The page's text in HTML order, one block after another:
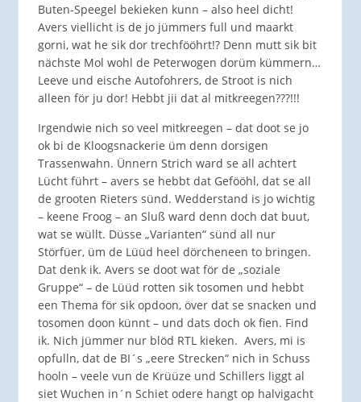
Buten-Speegel bekieken kunn – also heel dicht!
Avers viellicht is de jo jümmers full und maarkt
gorni, wat he sik dor trechfööhrt!? Denn mutt sik bit
nächste Mol wohl de Peterwogen dorüm kümmern…
Leeve und eische Autofohrers, de Stroot is nich
alleen för ju dor! Hebbt jii dat al mitkreegen???!!!
Irgendwie nich so veel mitkreegen – dat doot se jo
ok bi de Kloogsnackerie üm denn dorsigen
Trassenwahn. Ünnern Strich ward se all achtert
Lücht führt – avers se hebbt dat Gefööhl, dat se all
de grooten Rieters sünd. Wedderstand is jo wichtig
– keene Froog – an Sluß ward denn doch dat buut,
wat se wüllt. Düsse „Varianten“ sünd all nur
Störfüer, üm de Lüüd heel dörcheneen to bringen.
Dat denk ik. Avers se doot wat för de „soziale
Gruppe“ – de Lüüd rotten sik tosomen und hebbt
een Thema för sik opdoon, över dat se snacken und
tosomen doon künnt – und dats doch ok fien. Find
ik. Nich jümmer nur blöd RTL kieken. Avers, mi is
opfulln, dat de BI´s „eere Strecken“ nich in Schuss
hooln – veele vun de Krüüze und Schillers liggt al
siet Wuchen in´n Schiet odere hangt op halvigacht